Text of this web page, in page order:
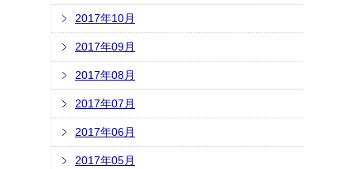
2017年10月
2017年09月
2017年08月
2017年07月
2017年06月
2017年05月